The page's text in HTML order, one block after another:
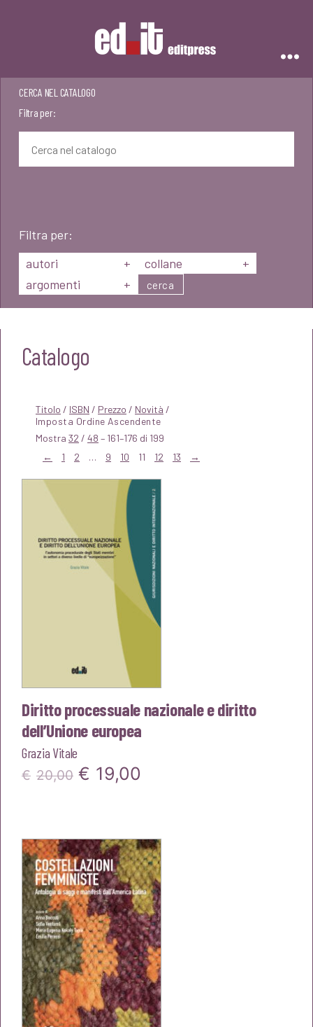
CERCA NEL CATALOGO
Filtra per:
Filtra per:
autori
+ collane
+
argomenti
+ cerca
Catalogo
Titolo / ISBN / Prezzo / Novità /
Mostra 32 / 48 – 161–176 di 199
←
1 2 … 9 10 11 12 13 →
Diritto processuale nazionale e diritto
dell’Unione europea
Grazia Vitale
€ 20,00 Il
era:
€20,00.
€ 19,00
è:
€19,00.